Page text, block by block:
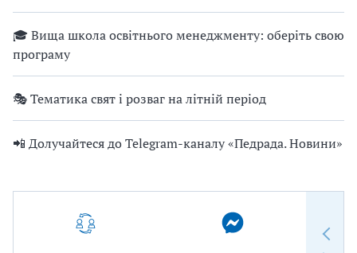
🎓 Вища школа освітнього менеджменту: оберіть свою
програму
🎭 Тематика свят і розваг на літній період
📲 Долучайтеся до Telegram-каналу «Педрада. Новини»